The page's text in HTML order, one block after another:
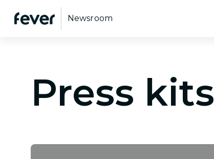
Newsroom
Press kits